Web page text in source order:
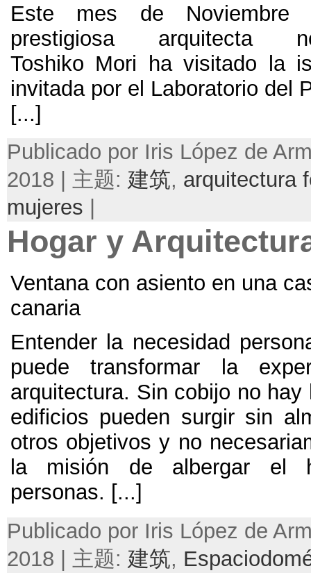
Este mes de
prestigiosa arquitecta
Toshiko Mori ha visitado la
invitada por el Laboratorio del
[...]
Publicado por Iris López de
2018 | 主题: 建筑, arquitectura
mujeres
Hogar y
Ventana con asiento en una
canaria
Entender la necesidad
puede transformar la
arquitectura. Sin cobijo no hay
edificios pueden surgir sin
otros objetivos y no
la misión de albergar el
personas. [...]
Publicado por Iris López de
2018 | 主题: 建筑,